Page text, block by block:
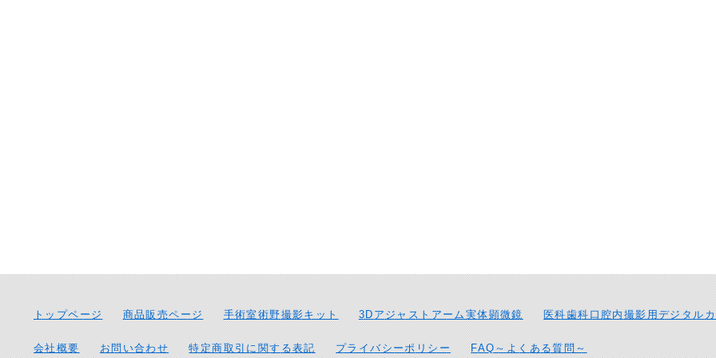
トップページ 商品販売ページ 手術室術野撮影キット 3Dアジャストアーム実体顕微鏡 医科歯科口腔内撮影用デジタル
会社概要 お問い合わせ 特定商取引に関する表記 プライバシーポリシー FAQ～よくある質問～